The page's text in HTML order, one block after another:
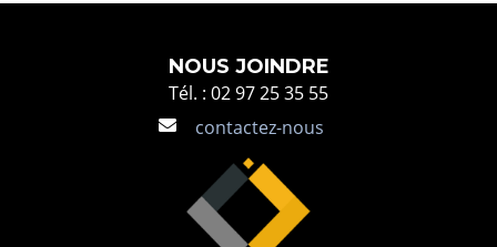
NOUS JOINDRE
Tél. : 02 97 25 35 55
contactez-nous